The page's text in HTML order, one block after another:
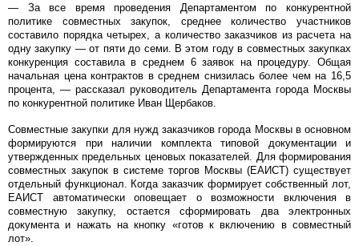
— За все время проведения Департаментом по конкурентной
политике совместных закупок, среднее количество участников
составило порядка четырех, а количество заказчиков из расчета на
одну закупку — от пяти до семи. В этом году в совместных закупках
конкуренция составила в среднем 6 заявок на процедуру. Общая
начальная цена контрактов в среднем снизилась более чем на 16,5
процента, — рассказал руководитель Департамента города Москвы
по конкурентной политике Иван Щербаков.
Совместные закупки для нужд заказчиков города Москвы в основном
формируются при наличии комплекта типовой документации и
утвержденных предельных ценовых показателей. Для формирования
совместных закупок в системе торгов Москвы (ЕАИСТ) существует
отдельный функционал. Когда заказчик формирует собственный лот,
ЕАИСТ автоматически оповещает о возможности включения в
совместную закупку, остается сформировать два электронных
документа и нажать на кнопку «готов к включению в совместный
лот».